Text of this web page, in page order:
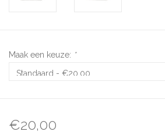
Maak een keuze: *
€20,00